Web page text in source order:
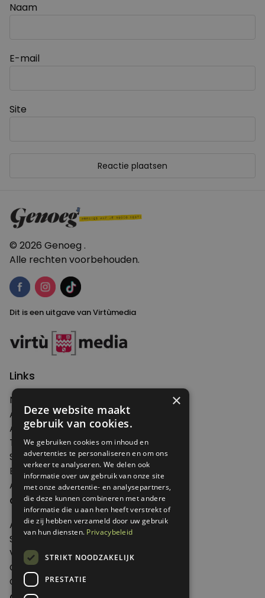
Naam
E-mail
Site
© 2026 Genoeg .
Alle rechten voorbehouden.
Dit is een uitgave van Virtùmedia
Links
Nieuws
Artikelen
Agenda
Thema's
Shop
Edities
Abonneren
Over Genoeg
Adverteren
Samenwerken
Verkooppunten
Over Genoeg
Contact
×
Deze website maakt
gebruik van cookies.
We gebruiken cookies om inhoud en
advertenties te personaliseren en om ons
verkeer te analyseren. We delen ook
informatie over uw gebruik van onze site
met onze advertentie- en analysepartners,
die deze kunnen combineren met andere
informatie die u aan hen heeft verstrekt of
die zij hebben verzameld door uw gebruik
van hun diensten. Privacybeleid
STRIKT NOODZAKELIJK
PRESTATIE